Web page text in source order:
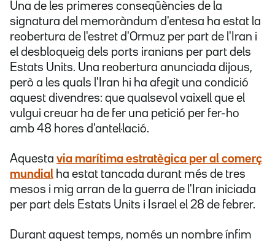
Una de les primeres conseqüències de la
signatura del memoràndum d'entesa ha estat la
reobertura de l'estret d'Ormuz per part de l'Iran i
el desbloqueig dels ports iranians per part dels
Estats Units. Una reobertura anunciada dijous,
però a les quals l'Iran hi ha afegit una condició
aquest divendres: que qualsevol vaixell que el
vulgui creuar ha de fer una petició per fer-ho
amb 48 hores d'antel·lació.
Aquesta via marítima estratègica per al comerç
mundial ha estat tancada durant més de tres
mesos i mig arran de la guerra de l'Iran iniciada
per part dels Estats Units i Israel el 28 de febrer.
Durant aquest temps, només un nombre ínfim